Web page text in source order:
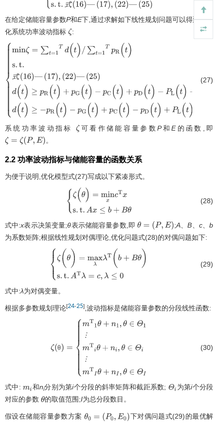
式
在给定储能容量参数P和E下,通过求解如下线性规划问题可以得到最小
化系统功率波动指标 ζ:
式
m = ∑t =1 T t) = Tp
25) d(t ≥p R(t)+p G (t)-pC( t)+ pD(t)-PL( t) -p- d(t) ≥-p R(t )-pG(t)+ p
pD(t) +P L( +p-
(27)
系统功率波动指标 ζ可看作储能容量参数 P和E的函数,即
ζ=ζ( P,E) 。
2.2 功率波动指标与储能容量的函数关系
为便于说明,优化模型式(27)写成以下紧凑形式。
ζ( = mi xs (28)
式中:x表示决策变量;θ表示储能容量参数,即 θ =(P ,E) ;A 、B c、b
为系数矩阵;根据线性规划对偶理论,优化问题式(28)的对偶问题如下:
ζ( =ma b+ .t λ≤ (29)
式中:λ为对偶变量。
根据多参数规划理论[24-25],波动指标是储能容量参数的分段线性函数:
θ
︙
︙
ζ (θ) =mT1θ+n1, θ∈Θ1︙
∈
(30)
式中: mi 和ni分别为第i个分段的斜率矩阵和截距系数; Θi 为第i个分段
对应的参数 θ的取值范围;I为总分段数目。
假设在储能容量参数方案 θ0 =(P0,E0 )
下对偶问题式(29)的最优解